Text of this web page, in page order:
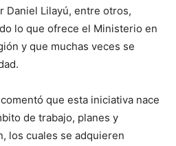
Daniel Lilayú, entre otros,
lo que ofrece el Ministerio en
y que muchas veces se
que esta iniciativa nace
de trabajo, planes y
los cuales se adquieren